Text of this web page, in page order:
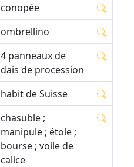
conopée
ombrellino
4 panneaux de
dais de procession
habit de Suisse
chasuble ;
manipule ; étole ;
bourse ; voile de
calice